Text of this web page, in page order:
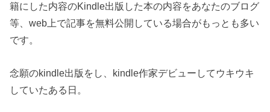
籍にした内容のKindle出版した本の内容をあなたのブログ
等、web上で記事を無料公開している場合がもっとも多い
です。
念願のkindle出版をし、kindle作家デビューしてウキウキ
していたある日。